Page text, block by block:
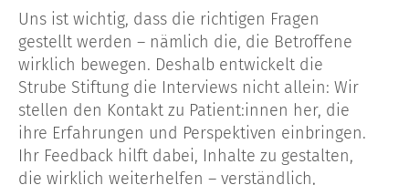
Uns ist wichtig, dass die richtigen Fragen
gestellt werden – nämlich die, die Betroffene
wirklich bewegen. Deshalb entwickelt die
Strube Stiftung die Interviews nicht allein: Wir
stellen den Kontakt zu Patient:innen her, die
ihre Erfahrungen und Perspektiven einbringen.
Ihr Feedback hilft dabei, Inhalte zu gestalten,
die wirklich weiterhelfen – verständlich,